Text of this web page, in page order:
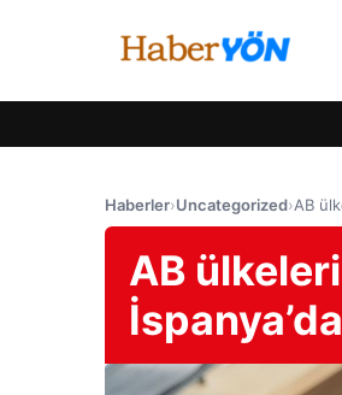
Haberler›Uncategorized›AB
AB